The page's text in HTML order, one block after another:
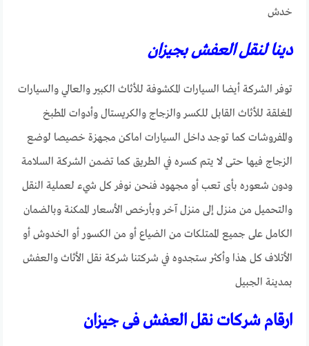
خدش
دينا لنقل العفش بجيزان
توفر الشركة أيضا السيارات المكشوفة للأثاث الكبير والعالي والسيارات
المغلقة للأثاث القابل للكسر والزجاج والكريستال وأدوات المطبخ
والمفروشات كما توجد داخل السيارات اماكن مجهزة خصيصا لوضع
الزجاج فيها حتى لا يتم كسره في الطريق كما تضمن الشركة السلامة
ودون شعوره بأى تعب أو مجهود فنحن نوفر كل شيء لعملية النقل
والتحميل من منزل إلى منزل آخر وبأرخص الأسعار الممكنة وبالضمان
الكامل على جميع الممتلكات من الضياع أو من الكسور أو الخدوش أو
الأتلاف كل هذا وأكثر ستجدوه في شركتنا شركة نقل الأثاث والعفش
بمدينة الجبيل
ارقام شركات نقل العفش فى جيزان